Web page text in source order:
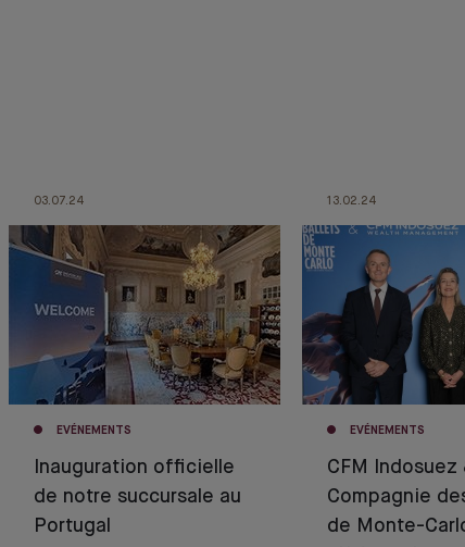
03.07.24
EVÉNEMENTS
Inauguration officielle
de notre succursale au
Portugal
13.02.24
EVÉNEMENTS
CFM Indosuez
Compagnie
de Monte-